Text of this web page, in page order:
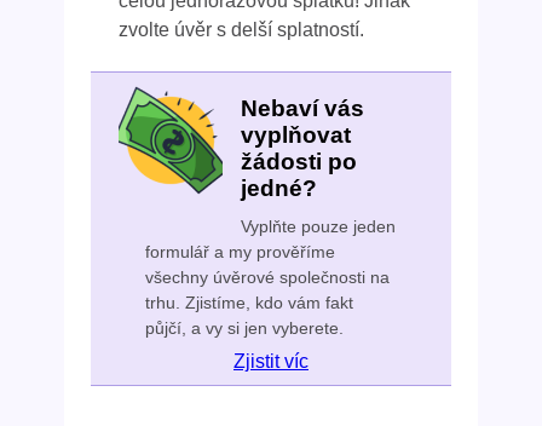
zvolte úvěr s delší splatností.
Nebaví vás
vyplňovat
žádosti po
jedné?
Vyplňte pouze jeden
formulář a my prověříme
všechny úvěrové společnosti na
trhu. Zjistíme, kdo vám fakt
půjčí, a vy si jen vyberete.
Zjistit víc